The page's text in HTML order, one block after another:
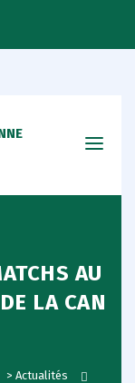
AU
LA CAN
> Actualités